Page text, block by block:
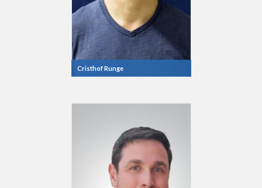
Cristhof Runge